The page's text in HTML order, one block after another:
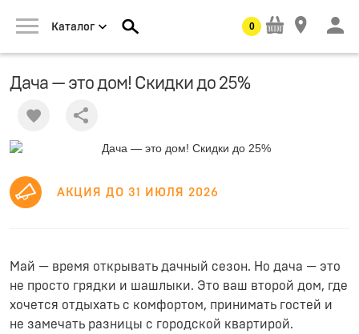
Каталог 0
Дача — это дом! Скидки до 25%
Share
АКЦИЯ ДО 31 ИЮЛЯ 2026
Май — время открывать дачный сезон. Но дача — это
не просто грядки и шашлыки. Это ваш второй дом, где
хочется отдыхать с комфортом, принимать гостей и
не замечать разницы с городской квартирой.